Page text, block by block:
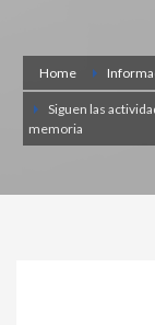
Home
Siguen las
memoria